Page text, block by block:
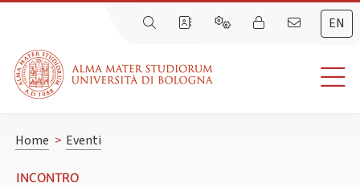
EN
Home > Eventi
INCONTRO